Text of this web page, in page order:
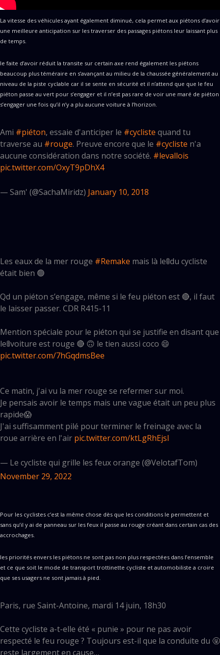
La vitesse des véhicules ayant également diminué, cela permet aux piétons d’avoir
une meilleure anticipation sur les traverser des passages piétons leur laissant plus
de temps.
le faite d’avoir réduit la transite sur certain axe rend également les piétons
beaucoup plus téméraire en s’avançant au milieu de la chaussée généralement au
niveau de la piste cyclable car il se sente en sécurité et il n’attend que que le feu
piéton passe au vert pour s’engager et il n’est pas rare de voir une maré de piéton
s’engager une fois qu’il n’y a plu aucune voiture à l’horizon.
Ami #piéton, essaie d'anticiper le #cycliste quand tu
traverse au #rouge. Preuve encore que le #cycliste n'a
aucune considération dans notre société. #levallois
pic.twitter.com/OxyT9pDhX4
— Sam' (@SachaMiridz) January 10, 2018
Les eaux de la mer rouge #Remake mais là le🚦du cycliste
était bien 🟢
Qd un piéton s’engage, même si le feu piéton est 🔴, il faut
le laisser passer. CDR R415-11
Mention spéciale pour le piéton qui se justifie en disant que
le🚦voiture est rouge 🔴 🙃 le tien aussi coco 😄
pic.twitter.com/7hGqdmsBee
Ce matin, j'ai vu la mer rouge se refermer sur moi.
Je pensais avoir le temps mais une vague était un peu plus
rapide😱
J'ai suffisamment pilé pour terminer le freinage avec la
roue arrière en l'air pic.twitter.com/ktLgRhEjsl
— Le cycliste qui grille les feux orange (@VelotafTom)
November 29, 2022
Pour les cyclistes c’est la même chose dès que les conditions le permettent et
sans qu’il y ai de panneau sur les feux il passe au rouge créant dans certain cas des
accrochages.
les priorités envers les piétons ne sont pas non plus respectées dans l’ensemble
et ce que soit le mode de transport trottinette cycliste et automobiliste a croire
que ses usagers ne sont jamais à pied.
Paris, rue Saint-Antoine, mardi 14 juin, 18h30
Cette cycliste a-t-elle été « punie » pour ne pas avoir
respecté le feu rouge ? Toujours est-il que la conduite du 🤬
reste largement en cause…